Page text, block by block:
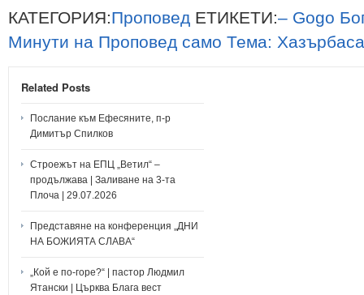
КАТЕГОРИЯ:Проповед ЕТИКЕТИ:– Gogo
Минути на Проповед само Тема:
Related Posts
Послание към Ефесяните, п-р
Димитър Спилков
Строежът на ЕПЦ „Ветил“ –
продължава | Заливане на 3-та
Плоча | 29.07.2026
Представяне на конференция „ДНИ
НА БОЖИЯТА СЛАВА“
„Кой е по-горе?“ | пастор Людмил
Ятански | Църква Блага вест